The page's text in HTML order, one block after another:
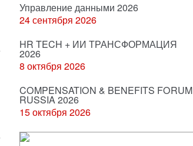
Управление данными 2026
24 сентября 2026
HR TECH + ИИ ТРАНСФОРМАЦИЯ
2026
8 октября 2026
COMPENSATION & BENEFITS FORUM
RUSSIA 2026
15 октября 2026